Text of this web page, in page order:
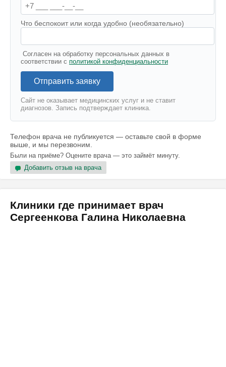
Что беспокоит или когда удобно (необязательно)
Согласен на обработку персональных данных в
соответствии с политикой конфиденциальности
Отправить заявку
Сайт не оказывает медицинских услуг и не ставит
диагнозов. Запись подтверждает клиника.
Телефон врача не публикуется — оставьте свой в форме
выше, и мы перезвоним.
Были на приёме? Оцените врача — это займёт минуту.
Добавить отзыв на врача
Клиники где принимает врач
Сергеенкова Галина Николаевна